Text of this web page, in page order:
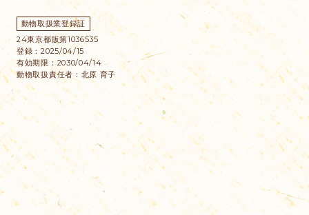
動物取扱業登録証
24東京都販第1036535
登録：2025/04/15
有効期限：2030/04/14
動物取扱責任者：北原 育子